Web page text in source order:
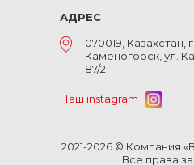
АДРЕС
070019, Казахстан,
Каменогорск, ул.
87/2
Наш instagram
2021-2026 © Компания
Все права